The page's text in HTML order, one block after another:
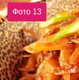
Фото 13